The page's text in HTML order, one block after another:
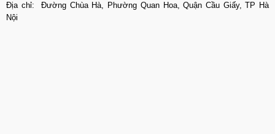
Địa chỉ: Đường Chùa Hà, Phường Quan Hoa, Quận Cầu Giấy, TP Hà
Nội